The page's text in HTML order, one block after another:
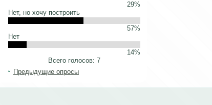
29%
Нет, но хочу построить
57%
Нет
14%
Всего голосов: 7
Предыдущие опросы